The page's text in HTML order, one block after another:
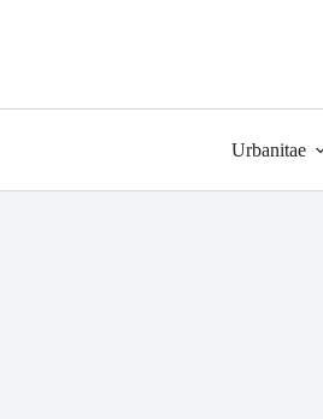
Urbanitae